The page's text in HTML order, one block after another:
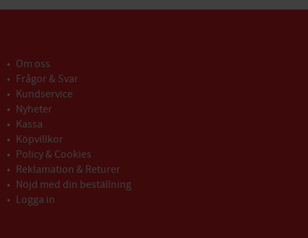
Om oss
Frågor & Svar
Kundservice
Nyheter
Kassa
Köpvillkor
Policy & Cookies
Reklamation & Returer
Nöjd med din beställning
Logga in